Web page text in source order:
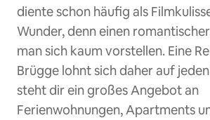
diente schon häufig als
Wunder, denn einen
man sich kaum vorstellen. Eine
Brügge lohnt sich daher auf jeden
steht dir ein großes Angebot an
Ferienwohnungen, Apartments